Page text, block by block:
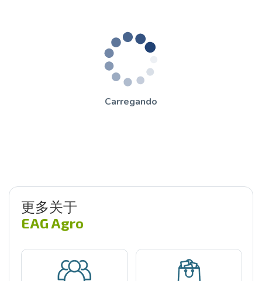
Carregando
更多关于
EAG Agro